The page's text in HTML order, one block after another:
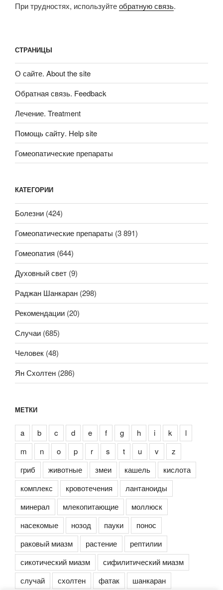
При трудностях, используйтеобратную связь.
СТРАНИЦЫ
О сайте. About the site
Обратная связь. Feedback
Лечение. Treatment
Помощь сайту. Help site
Гомеопатические препараты
КАТЕГОРИИ
Болезни (424)
Гомеопатические препараты (3 891)
Гомеопатия (644)
Духовный свет (9)
Раджан Шанкаран (298)
Рекомендации (20)
Случаи (685)
Человек (48)
Ян Схолтен (286)
МЕТКИ
a b c d e f g h i k
l
m
n o p r s t u v
z
гриб
животные змеи кашель
кислота
комплекс
кровотечения
лантаноиды
минерал
млекопитающие
моллюск
насекомые
нозод пауки
понос
раковый миазм
растение
рептилии
сикотический миазм
сифилитический миазм
случай
схолтен фатак шанкаран